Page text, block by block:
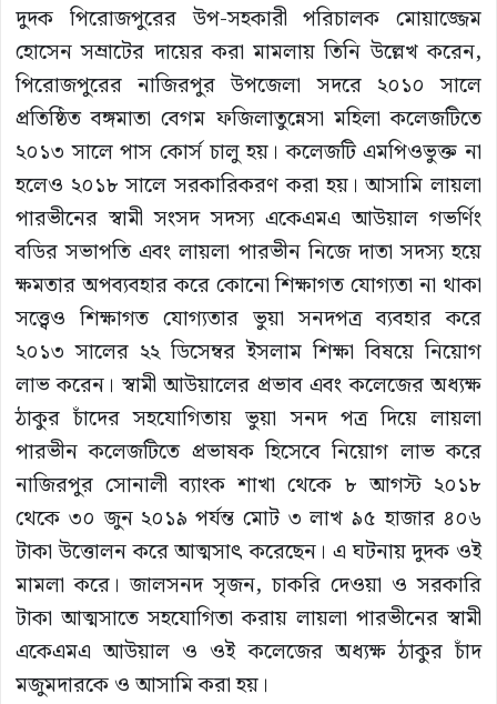
দুদক পিরোজপুরের উপ-সহকারী পরিচালক মোয়াজ্জেম
হোসেন সম্রাটের দায়ের করা মামলায় তিনি উল্লেখ করেন,
পিরোজপুরের নাজিরপুর উপজেলা সদরে ২০১০ সালে
প্রতিষ্ঠিত বঙ্গমাতা বেগম ফজিলাতুন্নেসা মহিলা কলেজটিতে
২০১৩ সালে পাস কোর্স চালু হয়। কলেজটি এমপিওভুক্ত না
হলেও ২০১৮ সালে সরকারিকরণ করা হয়। আসামি লায়লা
পারভীনের স্বামী সংসদ সদস্য একেএমএ আউয়াল গভর্ণিং
বডির সভাপতি এবং লায়লা পারভীন নিজে দাতা সদস্য হয়ে
ক্ষমতার অপব্যবহার করে কোনো শিক্ষাগত যোগ্যতা না থাকা
সত্ত্বেও শিক্ষাগত যোগ্যতার ভুয়া সনদপত্র ব্যবহার করে
২০১৩ সালের ২২ ডিসেম্বর ইসলাম শিক্ষা বিষয়ে নিয়োগ
লাভ করেন। স্বামী আউয়ালের প্রভাব এবং কলেজের অধ্যক্ষ
ঠাকুর চাঁদের সহযোগিতায় ভুয়া সনদ পত্র দিয়ে লায়লা
পারভীন কলেজটিতে প্রভাষক হিসেবে নিয়োগ লাভ করে
নাজিরপুর সোনালী ব্যাংক শাখা থেকে ৮ আগস্ট ২০১৮
থেকে ৩০ জুন ২০১৯ পর্যন্ত মোট ৩ লাখ ৯৫ হাজার ৪০৬
টাকা উত্তোলন করে আত্মসাৎ করেছেন। এ ঘটনায় দুদক ওই
মামলা করে। জালসনদ সৃজন, চাকরি দেওয়া ও সরকারি
টাকা আত্মসাতে সহযোগিতা করায় লায়লা পারভীনের স্বামী
একেএমএ আউয়াল ও ওই কলেজের অধ্যক্ষ ঠাকুর চাঁদ
মজুমদারকে ও আসামি করা হয়।